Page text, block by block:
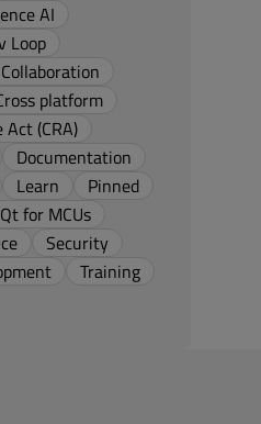
AI
Loop
Collaboration
platform
Act (CRA)
Documentation
Learn
Pinned
Qt for MCUs
Security
Training